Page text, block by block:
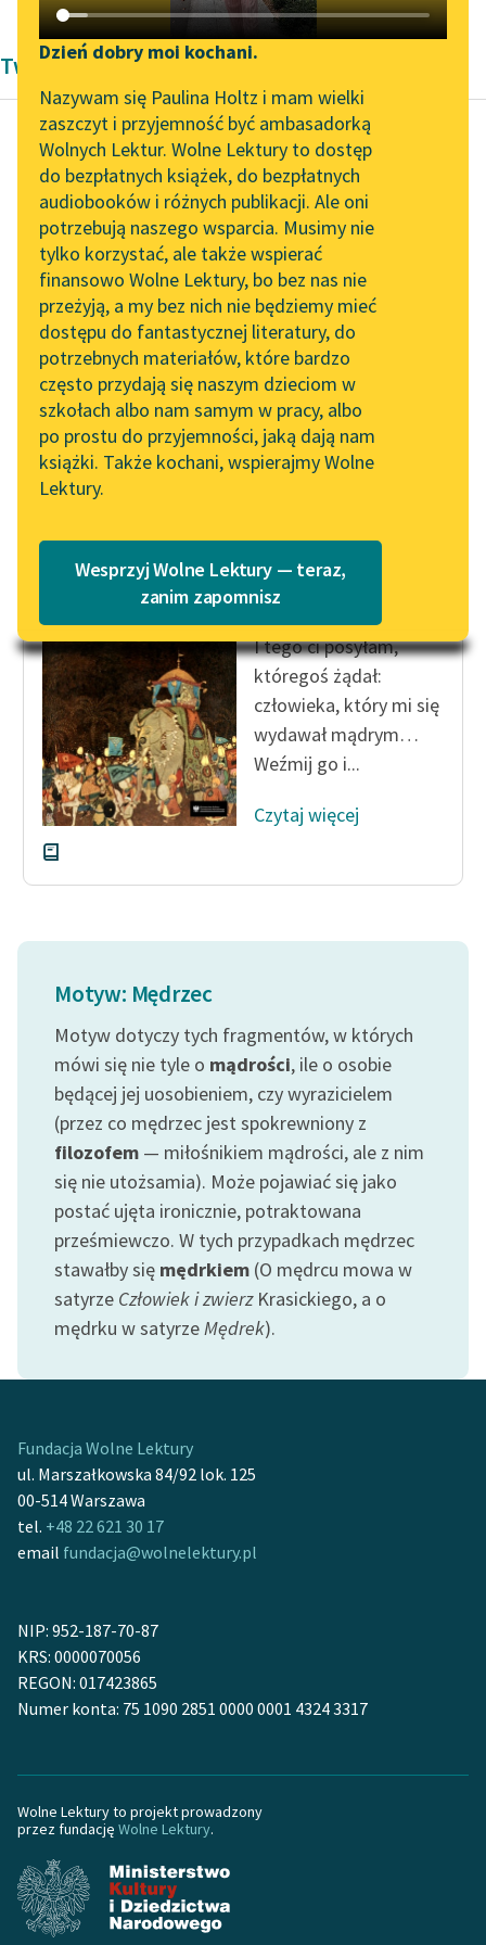
Katalog DAISY
Podkasty o książkach
Zgłoś brak utworu
Aktualności
Byliśmy częścią AI Impact
Lab
Zapraszamy na spotkanie
online z tłumaczkami
literatury skandynawskiej
Spotkanie z Katarzyną
Tunkiel w Oslo
Wolne Lektury na 32.
Pol’and’Rock Festivalu
„Kochanek Lady
Chatterley” do słuchania
na Wolnych Lekturach
Blog
Lektury szkolne i klasyka
literatury do słuchania dla
uczennic i uczniów z
niepełnosprawnościami
E-kolekcja lektur
szkolnych i literatury do
słuchania dla uczennic i
uczniów z
niepełnosprawnościami
Feministyczne inspiracje.
skandynawskiej literatury
Ręce pełne poezji
Kolekcje edukacyjne
twórców przechodzących
do domeny publicznej,
lektur szkolnych oraz
Starego Testamentu
Odkurzamy bohaterów
Szkoła Poezji Wolnych
Lektur
Narzędzia
Mapa Wolnych Lektur
Leśmianator
Przewodnik dla piszących i
czytających
API
OAI-PMH
Widget Wolnych Lektur
Przypisy
Katalog w formacie PDF
Zespół
Zasady wykorzystania
Wolnych Lektur
Materiały promocyjne
Polityka prywatności
Dane fundacji i
Regulamin darowizn
Informacja o treściach
wrażliwych
Dzień dobry moi kochani.
Nazywam się Paulina Holtz i mam wielki
zaszczyt i przyjemność być ambasadorką
Wolnych Lektur. Wolne Lektury to dostęp
do bezpłatnych książek, do bezpłatnych
audiobooków i różnych publikacji. Ale oni
potrzebują naszego wsparcia. Musimy nie
tylko korzystać, ale także wspierać
finansowo Wolne Lektury, bo bez nas nie
przeżyją, a my bez nich nie będziemy mieć
dostępu do fantastycznej literatury, do
potrzebnych materiałów, które bardzo
często przydają się naszym dzieciom w
szkołach albo nam samym w pracy, albo
po prostu do przyjemności, jaką dają nam
książki. Także kochani, wspierajmy Wolne
Lektury.
Wesprzyj Wolne Lektury — teraz,
zanim zapomnisz
Twórczość Kornela Makuszyńskiego
Kornel Makuszyński
Awantury arabskie
— Gdzie jest ów
człowiek, który się
mędrszym od innych
być mieni?
— Człowiek ten jest
na...
Czytaj więcej
Kornel Makuszyński
Awantury arabskie
I tego ci posyłam,
któregoś żądał:
człowieka, który mi się
wydawał mądrym…
Weźmij go i...
Czytaj więcej
Motyw: Mędrzec
Motyw dotyczy tych fragmentów, w których
mówi się nie tyle o mądrości, ile o osobie
będącej jej uosobieniem, czy wyrazicielem
(przez co mędrzec jest spokrewniony z
filozofem — miłośnikiem mądrości, ale z nim
się nie utożsamia). Może pojawiać się jako
postać ujęta ironicznie, potraktowana
prześmiewczo. W tych przypadkach mędrzec
stawałby się mędrkiem (O mędrcu mowa w
satyrze Człowiek i zwierzKrasickiego, a o
mędrku w satyrzeMędrek).
Fundacja Wolne Lektury
ul. Marszałkowska 84/92 lok. 125
00-514 Warszawa
tel. +48 22 621 30 17
email fundacja@wolnelektury.pl
NIP: 952-187-70-87
KRS: 0000070056
REGON: 017423865
Numer konta: 75 1090 2851 0000 0001 4324 3317
Wolne Lektury to projekt prowadzony
przez fundację Wolne Lektury.